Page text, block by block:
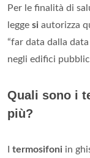
Per le finalità di
legge si autorizza
“far data dalla
negli edifici
Quali sono i
più?
termosifoni in